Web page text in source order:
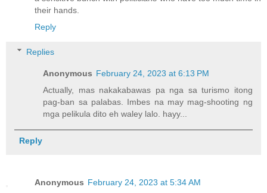
their hands.
Reply
Replies
Anonymous February 24, 2023 at 6:13 PM
Actually, mas nakakabawas pa nga sa turismo itong
pag-ban sa palabas. Imbes na may mag-shooting ng
mga pelikula dito eh waley lalo. hayy...
Reply
Anonymous February 24, 2023 at 5:34 AM